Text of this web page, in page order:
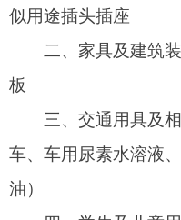
油）
四、学生及儿童用品
具、燃气调压器、燃气用
六、日用及纺织品（
八、农业生产资料（